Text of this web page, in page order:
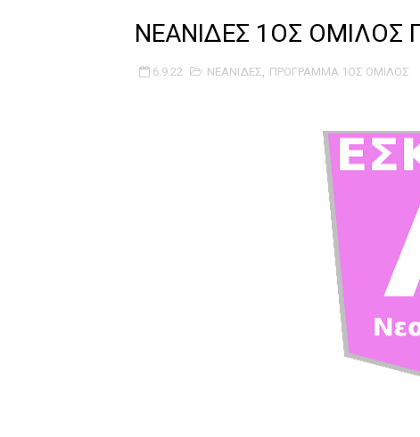
B ΕΦΗΒΩΝ F4 : Χάλκινο το Πέρα
Live streaming ΜΠΑΡΑΖ
Β΄ ΕΦΗΒΩΝ F4 : Εντυπωσιακός
FINAL 4 B EΦΗΒΩΝ :
Γ ΑΝΔΡΩΝ play off: Ανέβηκε ο
Ολοκληρώνεται η μετακόμιση
ΤΕΛΙΚΟΣ U21 : Λύγισε στον
ΚΟΡΑΣΙΔΕΣ : Ο Κρόνος Αγίου
TEΛΙΚΟΣ ΚΥΠΕΛΛΟΥ:
ΝΕΑΝΙΔΕΣ 1ΟΣ
6.9.22 ΝΕΑΝΙΔΕΣ, ΠΡΟΓΡΑΜΜΑ 1ΟΣ ΟΜΙΛΟΣ